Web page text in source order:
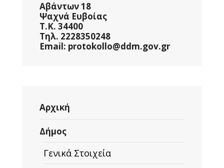
Αβάντων 18
Ψαχνά Ευβοίας
Τ.Κ. 34400
Τηλ. 2228350248
Email: protokollo@ddm.gov.gr
Αρχική
Δήμος
Γενικά Στοιχεία